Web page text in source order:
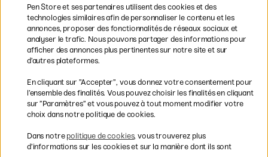
Irlande
Pays-Bas
Royaume-Uni
UE
volumineux.
Les modes de paiement
Pen Store et ses partenaires utilisent des cookies et des
technologies similaires afin de personnaliser le contenu et les
annonces, proposer des fonctionnalités de réseaux sociaux et
analyser le trafic. Nous pouvons partager des informations pour
afficher des annonces plus pertinentes sur notre site et sur
d’autres plateformes.
En cliquant sur ”Accepter”, vous donnez votre consentement pour
l’ensemble des finalités. Vous pouvez choisir les finalités en cliquant
sur ”Paramètres” et vous pouvez à tout moment modifier votre
choix dans notre politique de cookies.
Dans notre politique de cookies, vous trouverez plus
d’informations sur les cookies et sur la manière dont ils sont